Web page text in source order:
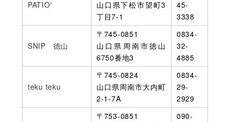
PATIO'
山口県下松市望町3
丁目7-1
45-
3338
SNIP 徳山
〒745-0851
山口県周南市徳山
6750番地3
0834-
32-
4885
teku teku
〒745-0824
山口県周南市大内町
2-1-7A
0834-
29-
2929
〒753-0851
090-